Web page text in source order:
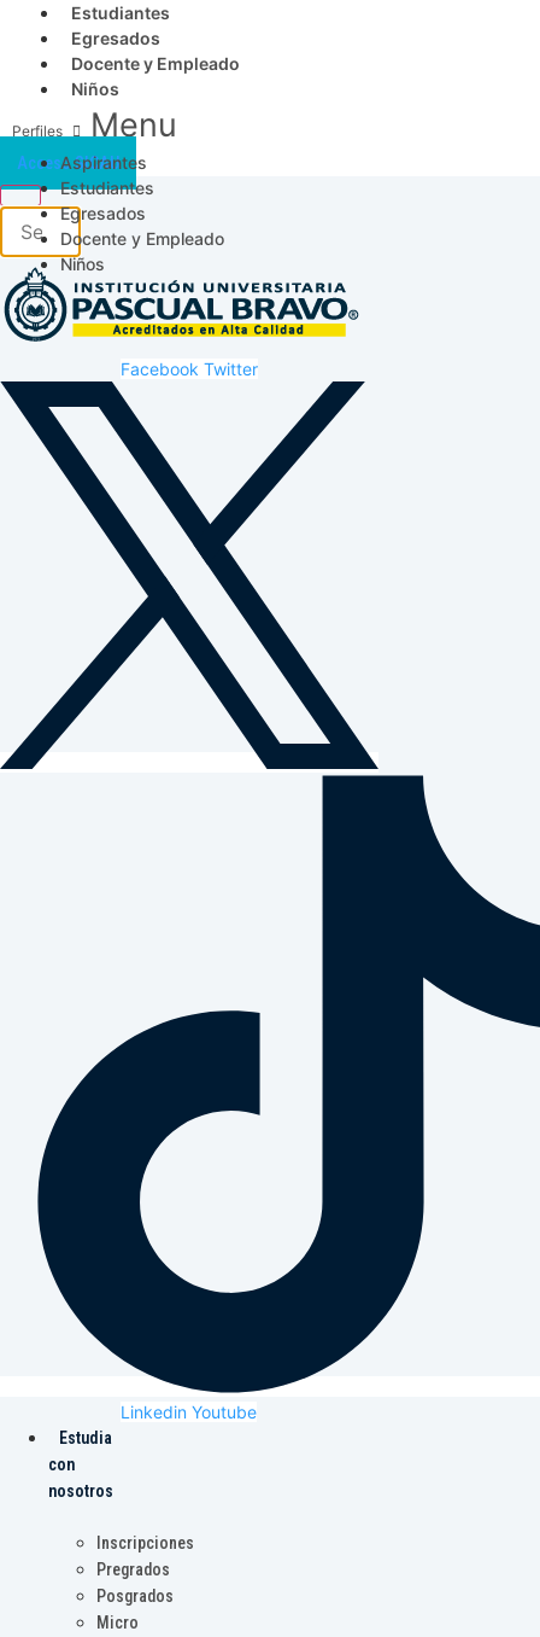
Estudiantes
Egresados
Docente y Empleado
Niños
Menu
Aspirantes
Estudiantes
Egresados
Docente y Empleado
Niños
Acceso SICAU
Facebook Twitter
Linkedin Youtube
Estudia
con
nosotros
Inscripciones
Pregrados
Posgrados
Micro